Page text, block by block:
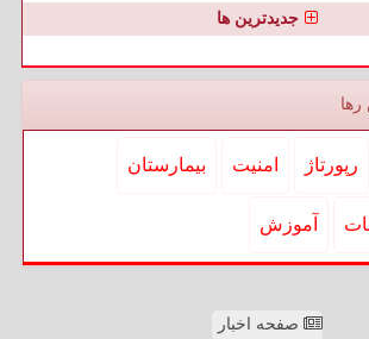
جدیدترین ها
رپورتاژ امنیت بیمارستان
آموزش
صفحه اخبار